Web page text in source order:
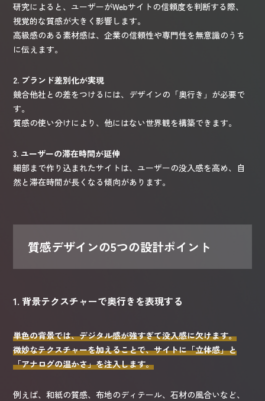
研究によると、ユーザーがWebサイトの信頼度を判断する際、
視覚的な質感が大きく影響します。
高級感のある素材感は、企業の信頼性や専門性を無意識のうち
に伝えます。
2. ブランド差別化が実現
競合他社との差をつけるには、デザインの「奥行き」が必要で
す。
質感の使い分けにより、他にはない世界観を構築できます。
3. ユーザーの滞在時間が延伸
細部まで作り込まれたサイトは、ユーザーの没入感を高め、自
然と滞在時間が長くなる傾向があります。
質感デザインの5つの設計ポイント
1. 背景テクスチャーで奥行きを表現する
単色の背景では、デジタル感が強すぎて没入感に欠けます。
微妙なテクスチャーを加えることで、サイトに「立体感」と
「アナログの温かさ」を注入します。
例えば、和紙の質感、布地のディテール、石材の風合いなど、